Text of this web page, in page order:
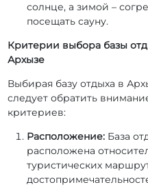
солнце, а зимой –
посещать сауну.
Критерии выбора базы
Архызе
Выбирая базу отдыха в
следует обратить
критериев:
Расположение: База
расположена
туристических